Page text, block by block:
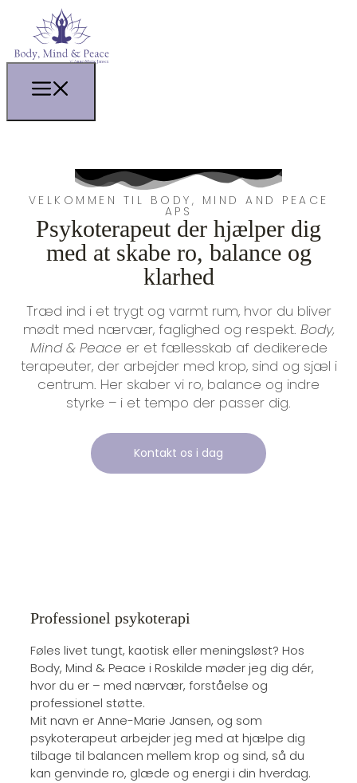
VELKOMMEN TIL BODY, MIND AND PEACE
APS
Psykoterapeut der hjælper dig
med at skabe ro, balance og
klarhed
Træd ind i et trygt og varmt rum, hvor du bliver
mødt med nærvær, faglighed og respekt. Body,
Mind & Peace er et fællesskab af dedikerede
terapeuter, der arbejder med krop, sind og sjæl i
centrum. Her skaber vi ro, balance og indre
styrke – i et tempo der passer dig.
Kontakt os i dag
Professionel psykoterapi
Føles livet tungt, kaotisk eller meningsløst? Hos
Body, Mind & Peace i Roskilde møder jeg dig dér,
hvor du er – med nærvær, forståelse og
professionel støtte.
Mit navn er Anne-Marie Jansen, og som
psykoterapeut arbejder jeg med at hjælpe dig
tilbage til balancen mellem krop og sind, så du
kan genvinde ro, glæde og energi i din hverdag.